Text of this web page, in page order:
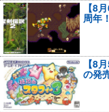
【8
周年！
【8
の発